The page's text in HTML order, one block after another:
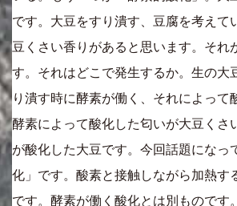
です。大豆をすり潰す、豆腐を考えて
豆くさい香りがあると思います。それ
す。それはどこで発生するか。生の大
り潰す時に酵素が働く、それによって
酵素によって酸化した匂いが大豆くさ
が酸化した大豆です。今回話題になっ
化」です。酸素と接触しながら加熱す
です。酵素が働く酸化とは別ものです。